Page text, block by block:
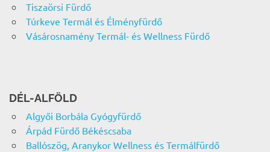
Tiszaörsi Fürdő
Túrkeve Termál és Élményfürdő
Vásárosnamény Termál- és Wellness Fürdő
DÉL-ALFÖLD
Algyői Borbála Gyógyfürdő
Árpád Fürdő Békéscsaba
Ballószög, Aranykor Wellness és Termálfürdő